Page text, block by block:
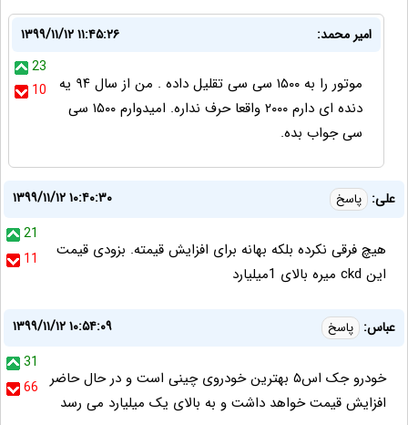
امیر محمد:
۱۳۹۹/۱۱/۱۲ ۱۱:۴۵:۲۶
23
10
موتور را به ۱۵۰۰ سی سی تقلیل داده . من از سال ۹۴ یه
دنده ای دارم ۲۰۰۰ واقعا حرف نداره. امیدوارم ۱۵۰۰ سی
سی جواب بده.
علی: پاسخ
۱۳۹۹/۱۱/۱۲ ۱۰:۴۰:۳۰
21
11
هیچ فرقی نکرده بلکه بهانه برای افزایش قیمته. بزودی قیمت
این ckd میره بالای 1میلیارد
عباس: پاسخ
۱۳۹۹/۱۱/۱۲ ۱۰:۵۴:۰۹
31
66
خودرو جک اس۵ بهترین خودروی چینی است و در حال حاضر
افزایش قیمت خواهد داشت و به بالای یک میلیارد می رسد